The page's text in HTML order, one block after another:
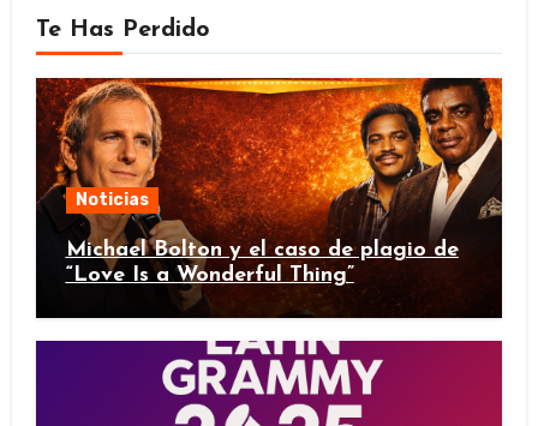
Te Has Perdido
Noticias
Michael Bolton y el caso de plagio de
“Love Is a Wonderful Thing”